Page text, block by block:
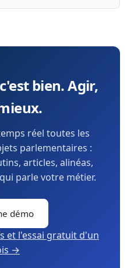
bien. Agir,
réel toutes les
parlementaires :
articles, alinéas,
parle votre métier.
démo
et l'essai gratuit d'un
→